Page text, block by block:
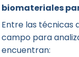
biomateriales
Entre las técnicas
campo para
encuentran: